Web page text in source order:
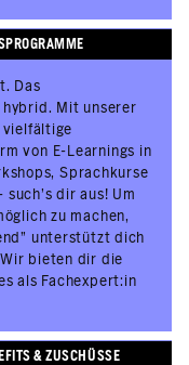
Das
hybrid. Mit unserer
vielfältige
von E-Learnings in
Sprachkurse
dir aus! Um
zu machen,
unterstützt dich
bieten dir die
als Fachexpert:in
& ZUSCHÜSSE